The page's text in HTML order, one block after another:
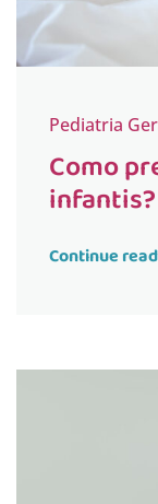
Pediatria
Como
infantis?
Continue